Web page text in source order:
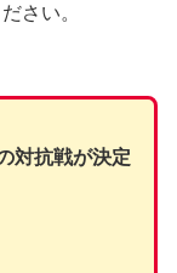
さい。
対抗戦が決定